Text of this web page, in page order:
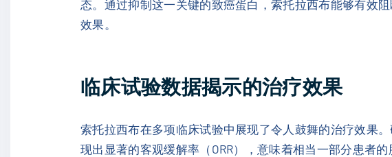
态。通过抑制这一关键的致癌蛋白，索托拉西布能够有效
效果。
临床试验数据揭示的治疗效果
索托拉西布在多项临床试验中展现了令人鼓舞的治疗效果
现出显著的客观缓解率（ORR），意味着相当一部分患者